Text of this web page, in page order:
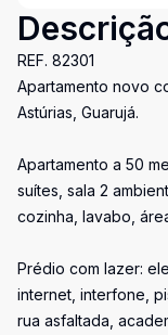
REF. 82301
Apartamento novo
Astúrias, Guarujá.
Apartamento a 50
suítes, sala 2
cozinha, lavabo,
Prédio com lazer:
internet, interfone,
rua asfaltada,